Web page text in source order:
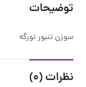
توضیحات
سوزن تنبور نورگه
نظرات (0)